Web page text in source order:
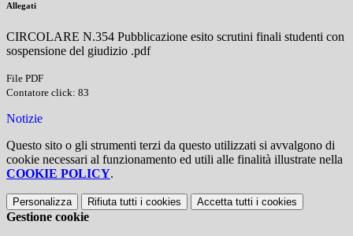
Allegati
CIRCOLARE N.354 Pubblicazione esito scrutini finali studenti con
sospensione del giudizio .pdf
File PDF
Contatore click: 83
Notizie
Questo sito o gli strumenti terzi da questo utilizzati si avvalgono di
cookie necessari al funzionamento ed utili alle finalità illustrate nella
COOKIE POLICY.
Personalizza Rifiuta tutti i cookies Accetta tutti i cookies
Gestione cookie